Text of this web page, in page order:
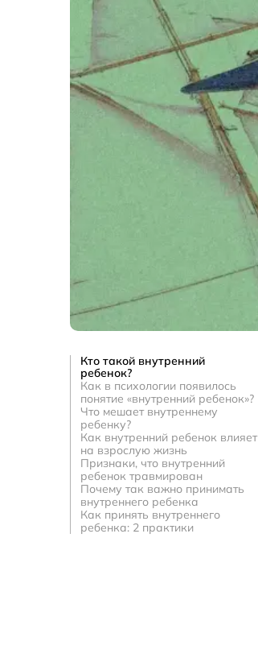
Кто такой внутренний
ребенок?
Как в психологии появилось
понятие «внутренний ребенок»?
Что мешает внутреннему
ребенку?
Как внутренний ребенок влияет
на взрослую жизнь
Признаки, что внутренний
ребенок травмирован
Почему так важно принимать
внутреннего ребенка
Как принять внутреннего
ребенка: 2 практики